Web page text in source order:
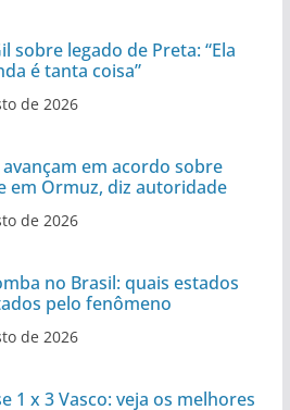
sobre legado de Preta: “Ela
é tanta coisa”
de 2026
em acordo sobre
em Ormuz, diz autoridade
de 2026
no Brasil: quais estados
pelo fenômeno
de 2026
1 x 3 Vasco: veja os melhores